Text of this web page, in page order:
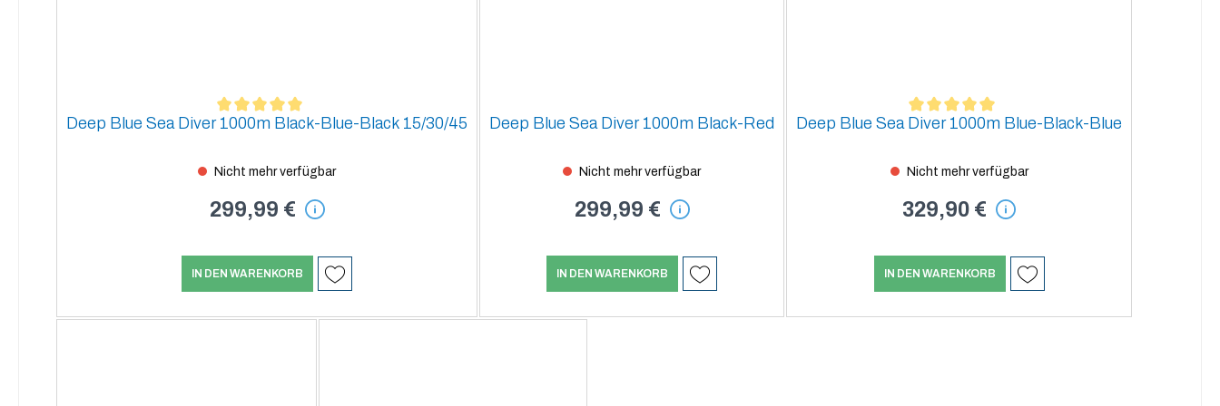
Durchschnittliche Bewertung von 5 von 5 Sternen
Deep Blue Sea Diver 1000m Black-Blue-Black 15/30/45
Nicht mehr verfügbar
299,99 €
IN DEN WARENKORB
Deep Blue Sea Diver 1000m Black-Red
Nicht mehr verfügbar
299,99 €
IN DEN WARENKORB
Durchschnittliche Bewertung von 5 von 5 Sternen
Deep Blue Sea Diver 1000m Blue-Black-Blue
Nicht mehr verfügbar
329,90 €
IN DEN WARENKORB